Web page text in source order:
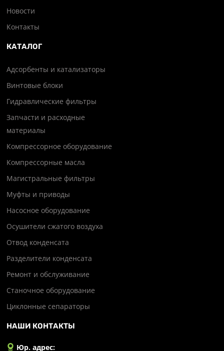
Новости
Контакты
КАТАЛОГ
Адсорбенты и катализаторы
Винтовые блоки
Гидравлические фильтры
Запчасти и расходные
материалы
Компрессорное оборудование
Компрессорные масла
Магистральные фильтры
Муфты и приводы
Насосное оборудование
Осушители сжатого воздуха
Отвод конденсата
Разделители конденсата
Ремонт и обслуживание
Станочное оборудование
Циклонные сепараторы
НАШИ КОНТАКТЫ
Юр. адрес: